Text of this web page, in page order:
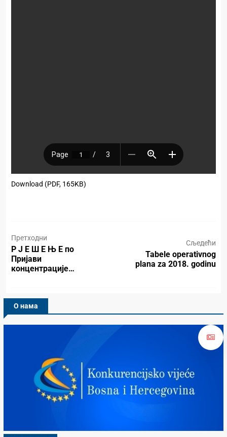
Download (PDF, 165KB)
Претходни
Р Ј Е Ш Е Њ Е по
Пријави
концентрације…
Сљедећи
Tabele operativnog
plana za 2018. godinu
О нама